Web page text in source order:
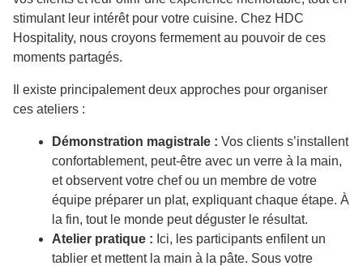
stimulant leur intérêt pour votre cuisine. Chez HDC
Hospitality, nous croyons fermement au pouvoir de ces
moments partagés.
Il existe principalement deux approches pour organiser
ces ateliers :
Démonstration magistrale : Vos clients s’installent
confortablement, peut-être avec un verre à la main,
et observent votre chef ou un membre de votre
équipe préparer un plat, expliquant chaque étape. À
la fin, tout le monde peut déguster le résultat.
Atelier pratique : Ici, les participants enfilent un
tablier et mettent la main à la pâte. Sous votre